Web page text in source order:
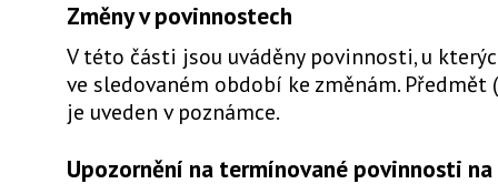
Změny v povinnostech
V této části jsou uváděny povinnosti, u
ve sledovaném období ke změnám. Předmět
je uveden v poznámce.
Upozornění na termínované povinnosti